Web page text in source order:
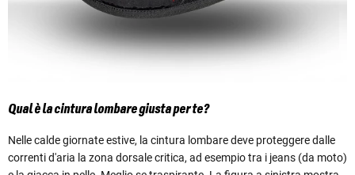
Qual è la cintura lombare giusta per te?
Nelle calde giornate estive, la cintura lombare deve proteggere dalle
correnti d'aria la zona dorsale critica, ad esempio tra i jeans (da moto)